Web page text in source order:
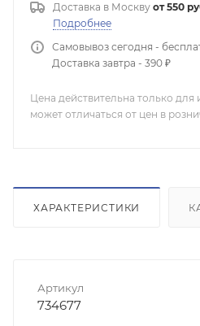
Доставка в Москву от 550
Подробнее
Самовывоз сегодня -
Доставка завтра - 390 ₽
Цена действительна только для
может отличаться от цен в
ХАРАКТЕРИСТИКИ
Артикул
734677